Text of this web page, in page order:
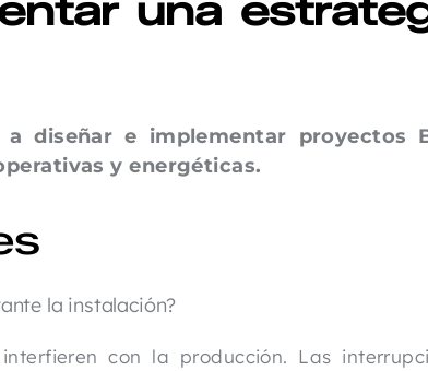
una
diseñar e implementar proyectos
y energéticas.
la instalación?
con la producción. Las